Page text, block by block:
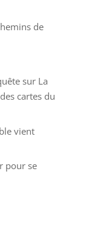
de
sur La
cartes du
vient
pour se